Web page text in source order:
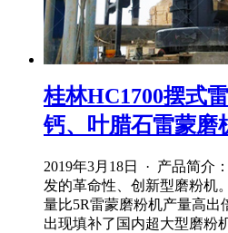
桂林HC1700摆式
钙、叶腊石雷蒙磨
2019年3月18日 · 产品简介
发的革命性、创新型磨粉机
量比5R雷蒙磨粉机产量高出
出现填补了国内超大型磨粉